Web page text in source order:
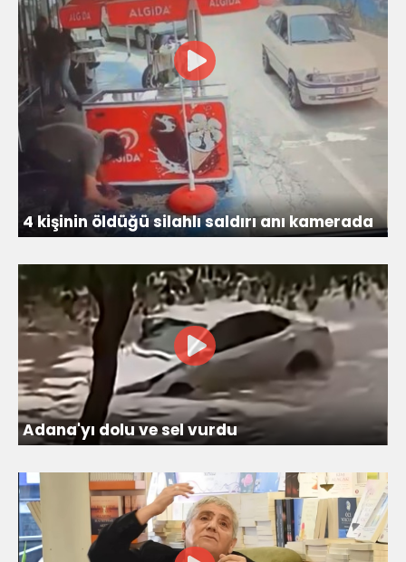
4 kişinin öldüğü silahlı saldırı anı kamerada
Adana'yı dolu ve sel vurdu